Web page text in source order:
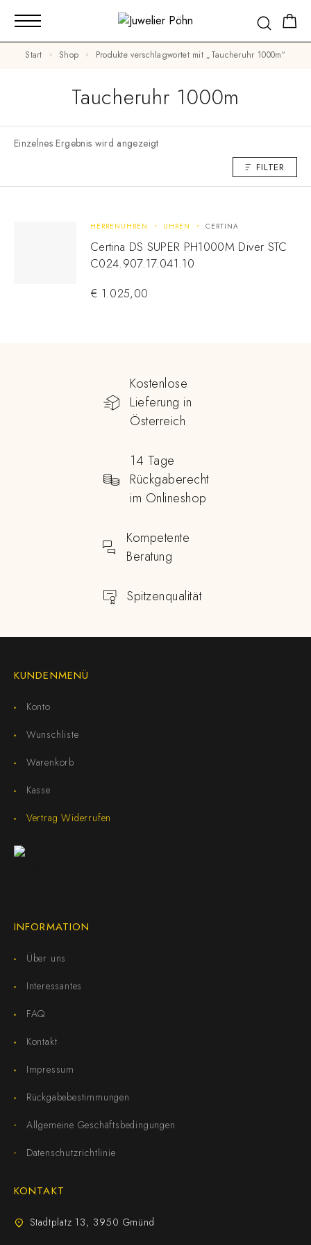
Start Shop Produkte verschlagwortet mit „Taucheruhr 1000m“
Taucheruhr 1000m
Einzelnes Ergebnis wird angezeigt
FILTER
HERRENUHREN UHREN CERTINA
Certina DS SUPER PH1000M Diver STC
C024.907.17.041.10
€ 1.025,00
Kostenlose
Lieferung in
Österreich
14 Tage
Rückgaberecht
im Onlineshop
Kompetente
Beratung
Spitzenqualität
KUNDENMENÜ
Konto
Wunschliste
Warenkorb
Kasse
Vertrag Widerrufen
INFORMATION
Über uns
Interessantes
FAQ
Kontakt
Impressum
Rückgabebestimmungen
Allgemeine Geschäftsbedingungen
Datenschutzrichtlinie
KONTAKT
Stadtplatz 13, 3950 Gmünd